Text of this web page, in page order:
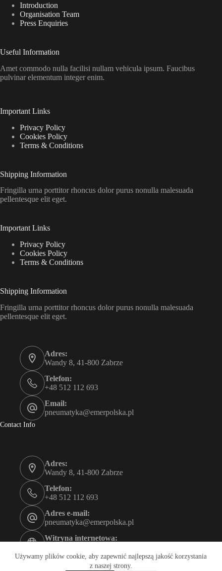
Używamy plików cookie, aby zapewnić najlepszą jakość korzystania
z naszej strony.
Introduction
Organisation Team
Press Enquiries
Useful Information
Amet commodo nulla facilisi nullam vehicula ipsum. Faucibus
pulvinar elementum integer enim.
Important Links
Privacy Policy
Cookies Policy
Terms & Conditions
Shipping Information
Fringilla urna porttitor rhoncus dolor purus nonulla malesuada
pellentesque elit eget.
Important Links
Privacy Policy
Cookies Policy
Terms & Conditions
Shipping Information
Fringilla urna porttitor rhoncus dolor purus nonulla malesuada
pellentesque elit eget.
Adres:
Wandy 8, 41-800 Zabrze
Telefon:
+48 512 112 693
Email:
pneumatyka@emerpolska.pl
Contact Info
Adres:
Wandy 8, 41-800 Zabrze
Telefon:
+48 512 112 693
Adres e-mail:
pneumatyka@emerpolska.pl
Witryna internetowa:
Godziny otwarcia